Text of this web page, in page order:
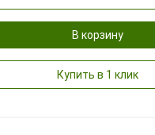
В корзину
Купить в 1 клик